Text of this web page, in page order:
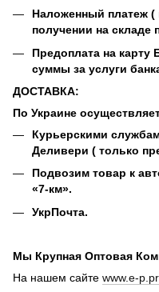
Наложенный платеж (
получении на складе
Предоплата на карту
суммы за услуги
ДОСТАВКА:
По Украине
Курьерскими
Деливери ( только
Подвозим товар к
«7-км».
УкрПочта.
Мы Крупная Оптовая
На нашем сайте www.e-